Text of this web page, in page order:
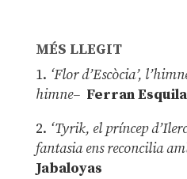
MÉS LLEGIT
1. ‘Flor d’Escòcia’,
himne– Ferran
2. ‘Tyrik, el príncep
fantasia ens reconcilia
Jabaloyas